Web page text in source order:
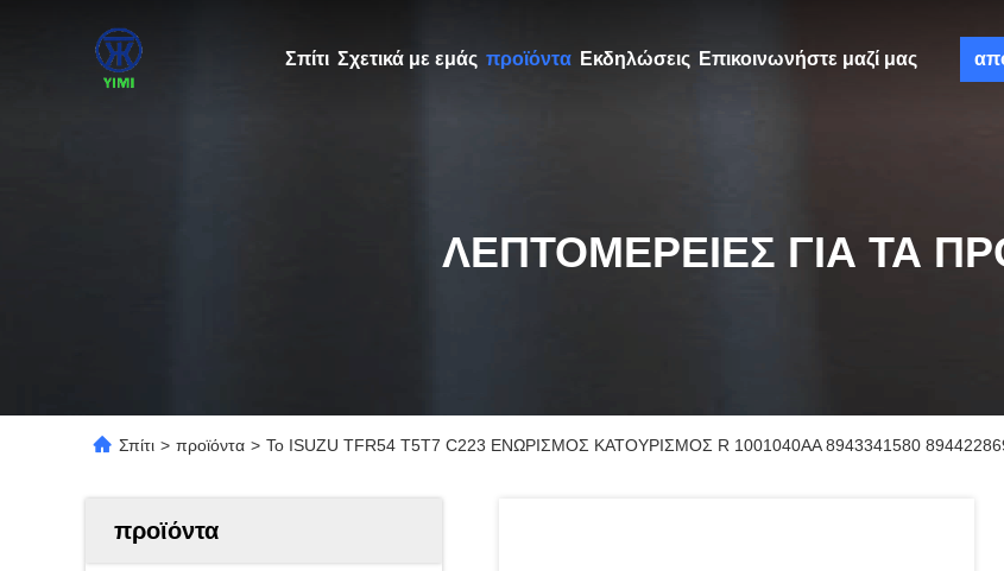
Σπίτι Σχετικά με εμάς προϊόντα Εκδηλώσεις Επικοινωνήστε μαζί μας
ΛΕΠΤΟΜΈΡΕΙΕΣ ΓΙΑ ΤΑ
Σπίτι > προϊόντα > Το ISUZU TFR54 T5T7 C223 ΕΝΩΡΙΣΜΟΣ ΚΑΤΟΥΡΙΣΜΟΣ R 1001040AA 8943341580
προϊόντα